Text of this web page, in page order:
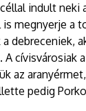
céllal indult
megnyerje a
debreceniek,
A cívisvárosiak
az
pedig